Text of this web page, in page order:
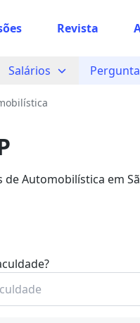
Revista
Salários
Automobilística em